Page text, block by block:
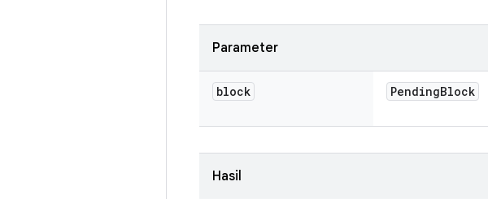
Parameter
block PendingBlock
Hasil